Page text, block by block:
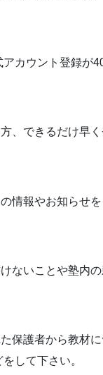
カウント登録が
、できるだけ早く
情報やお知らせを
ないことや塾内
保護者から教材
して下さい。